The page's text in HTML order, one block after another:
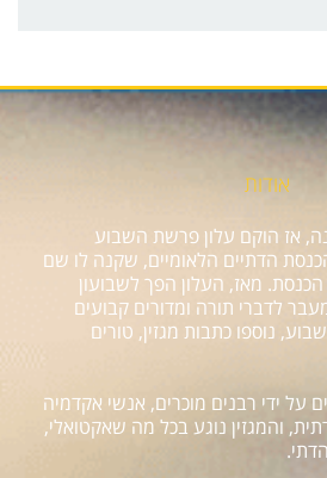
אודות
לפני 25 שנה, אז הוקם עלון פרשת השבוע
הדתיים הלאומיים, שקנה לו שם
מאז, העלון הפך לשבועון
לדברי תורה ומדורים קבועים
נוספו כתבות מגזין, טורים
על ידי רבנים מוכרים, אנשי אקדמיה
והמגזין נוגע בכל מה שאקטואלי,